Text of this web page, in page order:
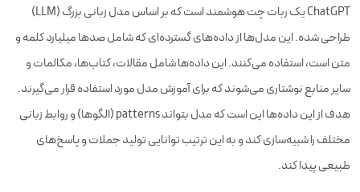
ChatGPT یک ربات چت هوشمند است که بر اساس مدل زبانی بزرگ (LLM)
طراحی شده. این مدل‌ها از داده‌های گسترده‌ای که شامل صدها میلیارد کلمه و
متن است، استفاده می‌کنند. این داده‌ها شامل مقالات، کتاب‌ها، مکالمات و
سایر منابع نوشتاری می‌شوند که برای آموزش مدل مورد استفاده قرار می‌گیرند.
هدف از این داده‌ها این است که مدل بتواند patterns (الگوها) و روابط زبانی
مختلف را شبیه‌سازی کند و به این ترتیب توانایی تولید جملات و پاسخ‌های
طبیعی پیدا کند.